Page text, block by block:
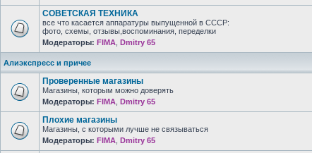
СОВЕТСКАЯ ТЕХНИКА
все что касается аппаратуры выпущенной в СССР:
фото, схемы, отзывы,воспоминания, переделки
Модераторы: FIMA Dmitry 65
Алиэкспресс и причее
Проверенные магазины
Магазины, которым можно доверять
Модераторы: FIMA Dmitry 65
Плохие магазины
Магазины, с которыми лучше не связываться
Модераторы: FIMA Dmitry 65